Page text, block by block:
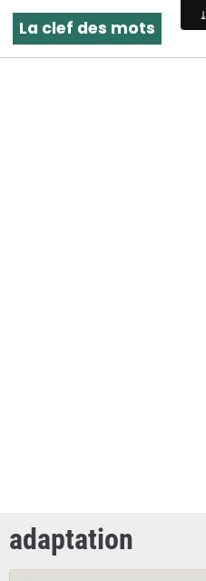
La clef des mots
adaptation